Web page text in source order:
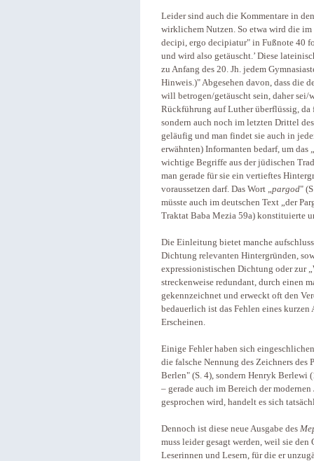
Leider sind auch die Kommentare in
wirklichem Nutzen. So etwa wird die
decipi, ergo decipiatur" in Fußnote 40
und wird also getäuscht.’ Diese
zu Anfang des 20. Jh. jedem
Hinweis.)" Abgesehen davon, dass die
will betrogen/getäuscht sein, daher sei/
Rückführung auf Luther überflüssig,
sondern auch noch im letzten Drittel
geläufig und man findet sie auch in
erwähnten) Informanten bedarf, um
wichtige Begriffe aus der jüdischen
man gerade für sie ein vertieftes
voraussetzen darf. Das Wort „pargod"
müsste auch im deutschen Text „der
Traktat Baba Mezia 59a) konstituierte
Die Einleitung bietet manche
Dichtung relevanten Hintergründen,
expressionistischen Dichtung oder zur
streckenweise redundant, durch einen
gekennzeichnet und erweckt oft den
bedauerlich ist das Fehlen eines kurzen
Erscheinen.
Einige Fehler haben sich
die falsche Nennung des Zeichners des
Berlen" (S. 4), sondern Henryk Berlewi
– gerade auch im Bereich der
gesprochen wird, handelt es sich
Dennoch ist diese neue Ausgabe des
muss leider gesagt werden, weil sie
Leserinnen und Lesern, für die er